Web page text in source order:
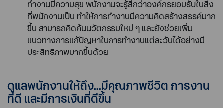
ทำงานมีความสุข พนักงานจะรู้สึกว่าองค์กรยอมรับในสิ่ง
ที่พนักงานเป็น ทำให้การทำงานมีความคิดสร้างสรรค์มาก
ขึ้น สามารถคิดค้นนวัตกรรมใหม่ ๆ และยังช่วยเพิ่ม
แนวทางการแก้ปัญหาในการทำงานแต่ละวันได้อย่างมี
ประสิทธิภาพมากขึ้นด้วย
ดูแลพนักงานให้ถึง...มีคุณภาพชีวิต การงาน
ที่ดี และมีการเงินที่ดีขึ้น